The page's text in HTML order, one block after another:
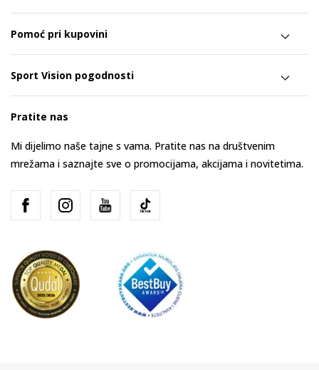
Pomoć pri kupovini
Sport Vision pogodnosti
Pratite nas
Mi dijelimo naše tajne s vama. Pratite nas na društvenim
mrežama i saznajte sve o promocijama, akcijama i novitetima.